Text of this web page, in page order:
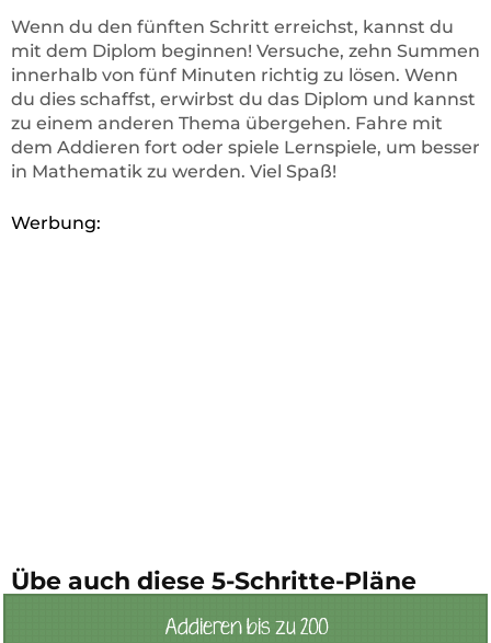
Wenn du den fünften Schritt erreichst, kannst du
mit dem Diplom beginnen! Versuche, zehn Summen
innerhalb von fünf Minuten richtig zu lösen. Wenn
du dies schaffst, erwirbst du das Diplom und kannst
zu einem anderen Thema übergehen. Fahre mit
dem Addieren fort oder spiele Lernspiele, um besser
in Mathematik zu werden. Viel Spaß!
Werbung:
Übe auch diese 5-Schritte-Pläne
Addieren bis zu 200